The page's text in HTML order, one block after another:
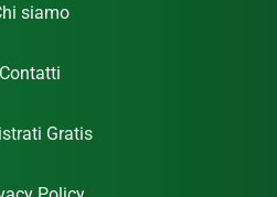
siamo
Contatti
Gratis